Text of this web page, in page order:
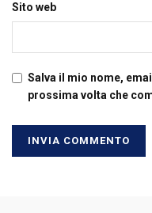
Sito web
Salva il mio nome,
prossima volta che